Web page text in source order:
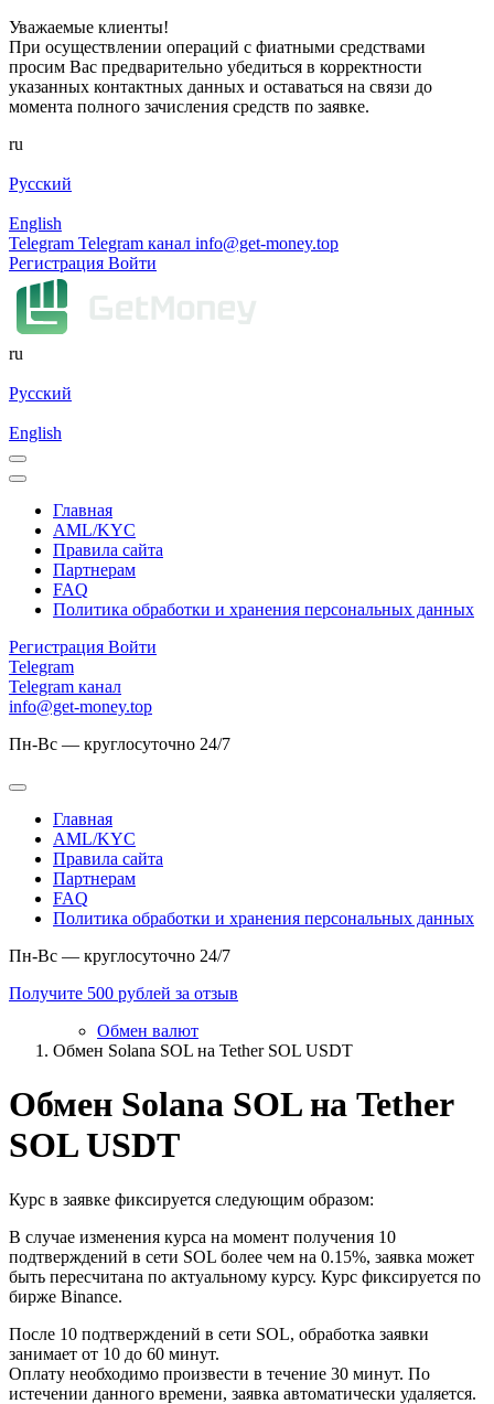
Уважаемые клиенты!
При осуществлении операций с фиатными средствами
просим Вас предварительно убедиться в корректности
указанных контактных данных и оставаться на связи до
момента полного зачисления средств по заявке.
ru
Русский
English
Telegram Telegram канал info@get-money.top
Регистрация Войти
ru
Русский
English
Главная
AML/KYC
Правила сайта
Партнерам
FAQ
Политика обработки и хранения персональных данных
Регистрация Войти
Telegram
Telegram канал
info@get-money.top
Пн-Вс — круглосуточно 24/7
Главная
AML/KYC
Правила сайта
Партнерам
FAQ
Политика обработки и хранения персональных данных
Пн-Вс — круглосуточно 24/7
Получите 500 рублей за отзыв
Обмен валют
Обмен Solana SOL на Tether SOL USDT
Обмен Solana SOL на Tether
SOL USDT
Курс в заявке фиксируется следующим образом:
В случае изменения курса на момент получения 10
подтверждений в сети SOL более чем на 0.15%, заявка может
быть пересчитана по актуальному курсу. Курс фиксируется по
бирже Binance.
После 10 подтверждений в сети SOL, обработка заявки
занимает от 10 до 60 минут.
Оплату необходимо произвести в течение 30 минут. По
истечении данного времени, заявка автоматически удаляется.